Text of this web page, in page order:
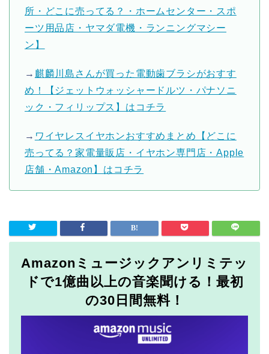
所・どこに売ってる？・ホームセンター・スポ
ーツ用品店・ヤマダ電機・ランニングマシー
ン】
→ 麒麟川島さんが買った電動歯ブラシがおすす
め！【ジェットウォッシャードルツ・パナソニ
ック・フィリップス】はコチラ
→ ワイヤレスイヤホンおすすめまとめ【どこに
売ってる？家電量販店・イヤホン専門店・Apple
店舗・Amazon】はコチラ
Amazonミュージックアンリミテッ
ドで1億曲以上の音楽聞ける！最初
の30日間無料！